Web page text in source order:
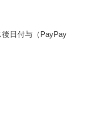
日付与（PayPay